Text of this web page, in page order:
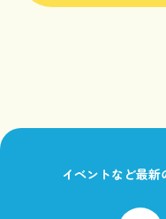
イベントなど最